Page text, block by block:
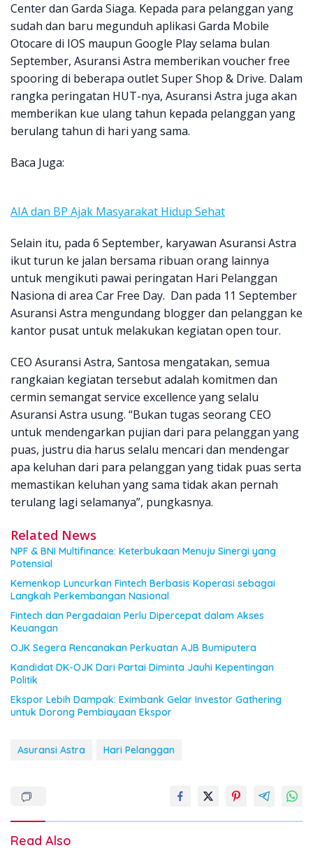
Center dan Garda Siaga. Kepada para pelanggan yang
sudah dan baru megunduh aplikasi Garda Mobile
Otocare di IOS maupun Google Play selama bulan
September, Asuransi Astra memberikan voucher free
spooring di beberapa outlet Super Shop & Drive. Dalam
rangka peringatan HUT-nya, Asuransi Astra juga akan
memberikan kue ulang tahun kepada pelanggan yang
berulang tahun di hari yang sama.
Baca Juga:
AIA dan BP Ajak Masyarakat Hidup Sehat
Selain itu, pada 6 September, karyawan Asuransi Astra
ikut turun ke jalan bersama ribuan orang lainnya
untuk mengikuti pawai peringatan Hari Pelanggan
Nasiona di area Car Free Day. Dan pada 11 September
Asuransi Astra mengundang blogger dan pelanggan ke
kantor pusat untuk melakukan kegiatan open tour.
CEO Asuransi Astra, Santosa mengatakan, semua
rangkaian kegiatan tersebut adalah komitmen dan
cermin semangat service excellence yang selalu
Asuransi Astra usung. “Bukan tugas seorang CEO
untuk mendengarkan pujian dari para pelanggan yang
puas, justru dia harus selalu mencari dan mendengar
apa keluhan dari para pelanggan yang tidak puas serta
memastikan keluhan yang sama tidak akan pernah
terulang lagi selamanya”, pungkasnya.
Related News
NPF & BNI Multifinance: Keterbukaan Menuju Sinergi yang
Potensial
Kemenkop Luncurkan Fintech Berbasis Koperasi sebagai
Langkah Perkembangan Nasional
Fintech dan Pergadaian Perlu Dipercepat dalam Akses
Keuangan
OJK Segera Rencanakan Perkuatan AJB Bumiputera
Kandidat DK-OJK Dari Partai Diminta Jauhi Kepentingan
Politik
Ekspor Lebih Dampak: Eximbank Gelar Investor Gathering
untuk Dorong Pembiayaan Ekspor
Asuransi Astra Hari Pelanggan
Read Also